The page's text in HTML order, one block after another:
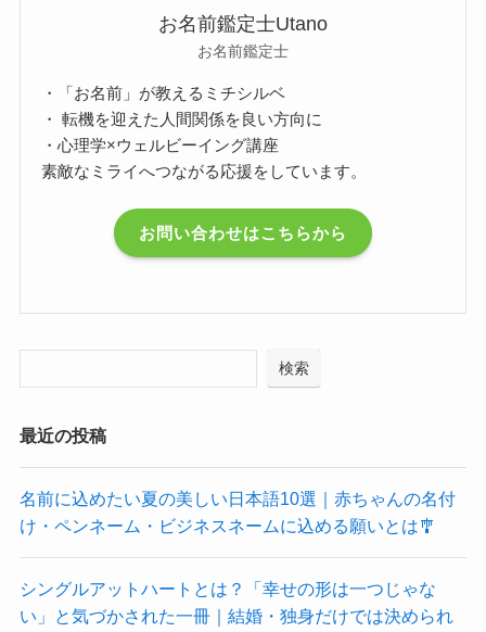
お名前鑑定士Utano
お名前鑑定士
・「お名前」が教えるミチシルベ
・ 転機を迎えた人間関係を良い方向に
・心理学×ウェルビーイング講座
素敵なミライへつながる応援をしています。
お問い合わせはこちらから
検索
最近の投稿
名前に込めたい夏の美しい日本語10選｜赤ちゃんの名付
け・ペンネーム・ビジネスネームに込める願いとは🎐
シングルアットハートとは？「幸せの形は一つじゃな
い」と気づかされた一冊｜結婚・独身だけでは決められ